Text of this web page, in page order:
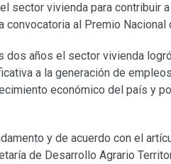
sector vivienda para contribuir
convocatoria al Premio
dos años el sector vivienda
a la generación de
económico del país y
y de acuerdo con el
de Desarrollo Agrario